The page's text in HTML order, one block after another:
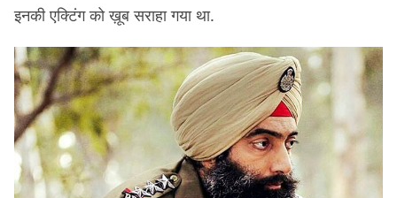
इनकी एक्टिंग को ख़ूब सराहा गया था.